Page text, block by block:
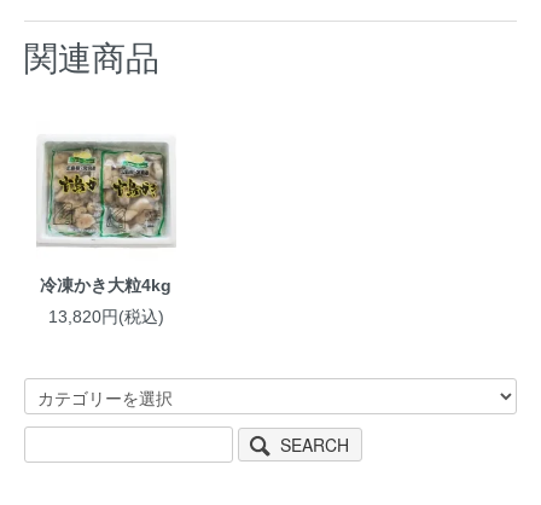
関連商品
冷凍かき大粒4kg
13,820円(税込)
SEARCH